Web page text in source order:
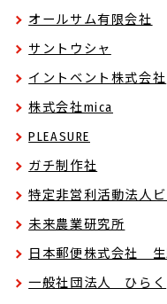
オールサム有限会社
サントウシャ
イントベント株式会社
株式会社mica
PLEASURE
ガチ制作社
特定非営利活動法人
未来農業研究所
日本郵便株式会社 生
一般社団法人 ひらく